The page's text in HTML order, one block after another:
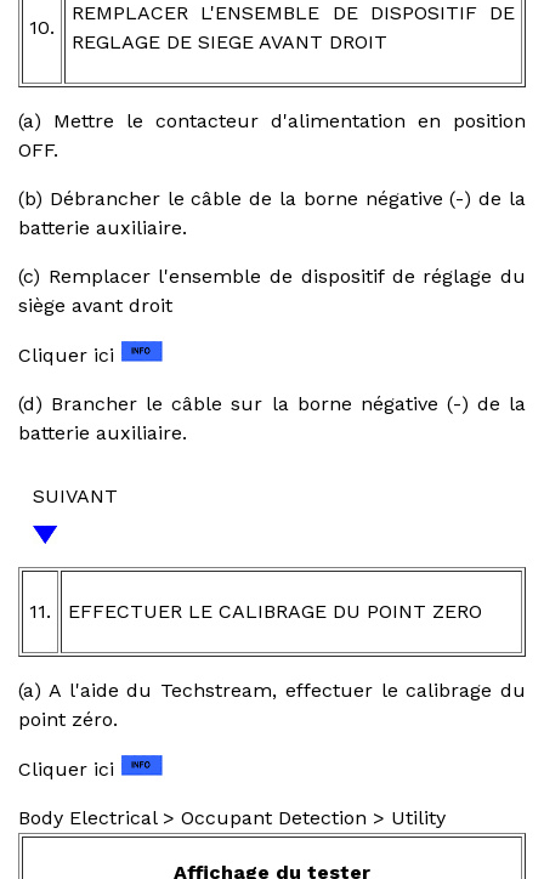
10.
REMPLACER L'ENSEMBLE DE DISPOSITIF DE
REGLAGE DE SIEGE AVANT DROIT
(a) Mettre le contacteur d'alimentation en position
OFF.
(b) Débrancher le câble de la borne négative (-) de la
batterie auxiliaire.
(c) Remplacer l'ensemble de dispositif de réglage du
siège avant droit
Cliquer ici
(d) Brancher le câble sur la borne négative (-) de la
batterie auxiliaire.
SUIVANT
11. EFFECTUER LE CALIBRAGE DU POINT ZERO
(a) A l'aide du Techstream, effectuer le calibrage du
point zéro.
Cliquer ici
Body Electrical > Occupant Detection > Utility
Affichage du tester